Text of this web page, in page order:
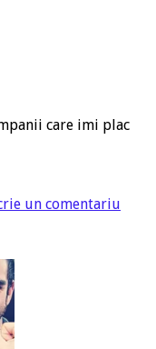
care imi plac
un comentariu